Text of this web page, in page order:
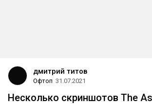
дмитрий титов
Офтоп 31.07.2021
Несколько скриншотов The